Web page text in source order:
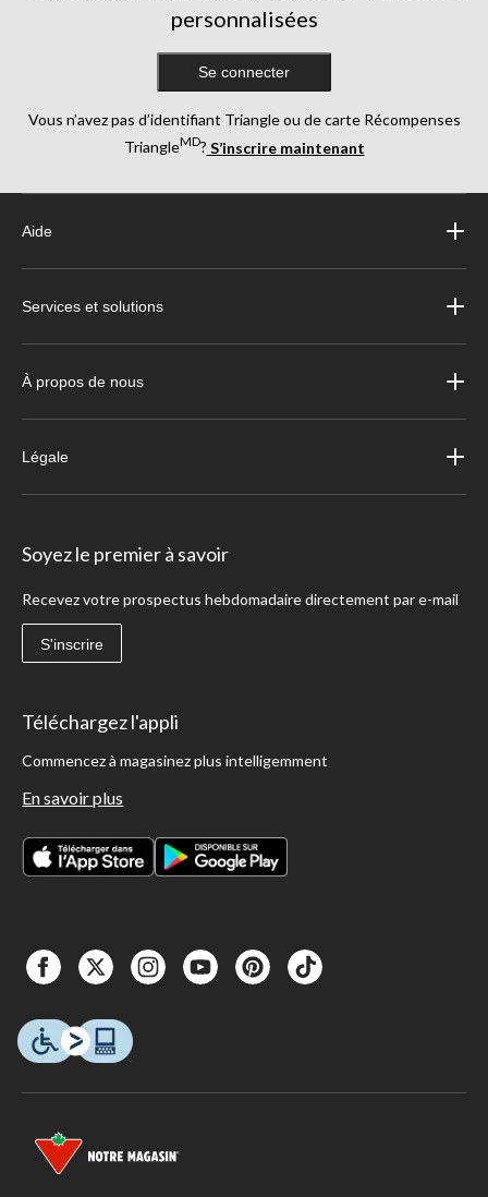
personnalisées
Se connecter
Vous n’avez pas d’identifiant Triangle ou de carte Récompenses
TriangleMD? S’inscrire maintenant
Aide
Services et solutions
À propos de nous
Légale
Soyez le premier à savoir
Recevez votre prospectus hebdomadaire directement par e-mail
S'inscrire
Téléchargez l'appli
Commencez à magasinez plus intelligemment
En savoir plus